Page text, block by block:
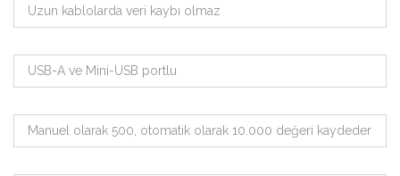
Uzun kablolarda veri kaybı olmaz
USB-A ve Mini-USB portlu
Manuel olarak 500, otomatik olarak 10.000 değeri kaydeder